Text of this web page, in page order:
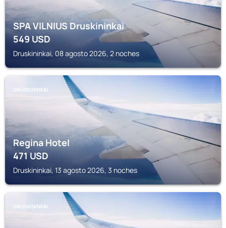
SPA VILNIUS Druskininkai
549USD
Druskininkai, 08 agosto 2026, 2 noches
DRUSKININKAI
Regina Hotel
471USD
Druskininkai, 13 agosto 2026, 3 noches
DRUSKININKAI